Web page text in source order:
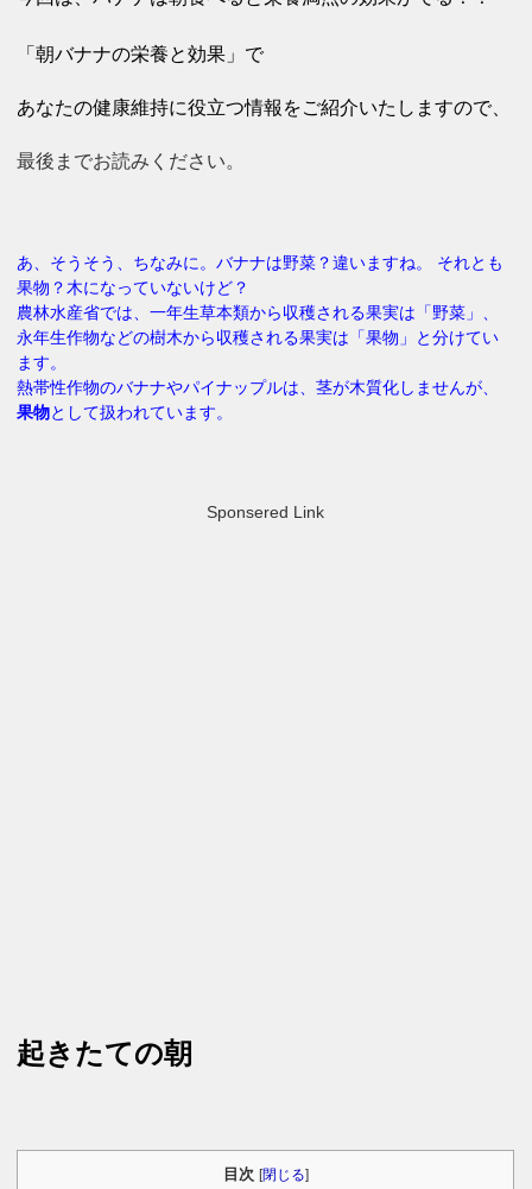
「朝バナナの栄養と効果」で
あなたの健康維持に役立つ情報をご紹介いたしますので、
最後までお読みください。
あ、そうそう、ちなみに。バナナは野菜？違いますね。 それとも
果物？木になっていないけど？
農林水産省では、一年生草本類から収穫される果実は「野菜」、
永年生作物などの樹木から収穫される果実は「果物」と分けてい
ます。
熱帯性作物のバナナやパイナップルは、茎が木質化しませんが、
果物として扱われています。
Sponsered Link
起きたての朝
目次 [閉じる]